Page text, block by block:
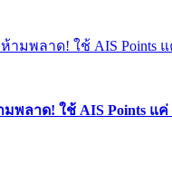
มพลาด! ใช้ AIS Points แ